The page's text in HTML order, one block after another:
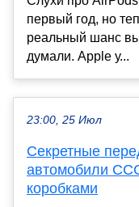
первый год, но
реальный шанс
думали. Apple у...
23:00, 25 Июл
Секретные
автомобили
коробками